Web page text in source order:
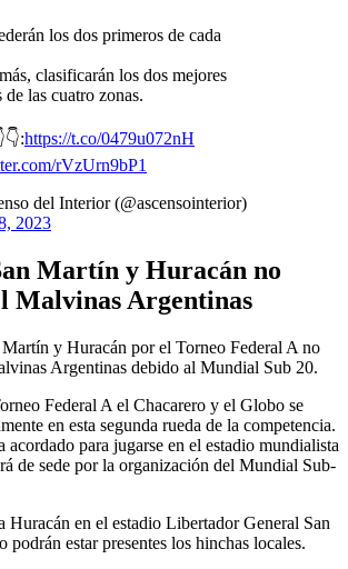
los dos primeros de cada
clasificarán los dos mejores
de las cuatro zonas.
https://t.co/0479u072nH
rVzUrn9bP1
del Interior (@ascensointerior)
2023
Martín y Huracán no
Malvinas Argentinas
y Huracán por el Torneo Federal A no
Argentinas debido al Mundial Sub 20.
Federal A el Chacarero y el Globo se
en esta segunda rueda de la competencia.
acordado para jugarse en el estadio mundialista
de sede por la organización del Mundial Sub-
Huracán en el estadio Libertador General San
podrán estar presentes los hinchas locales.